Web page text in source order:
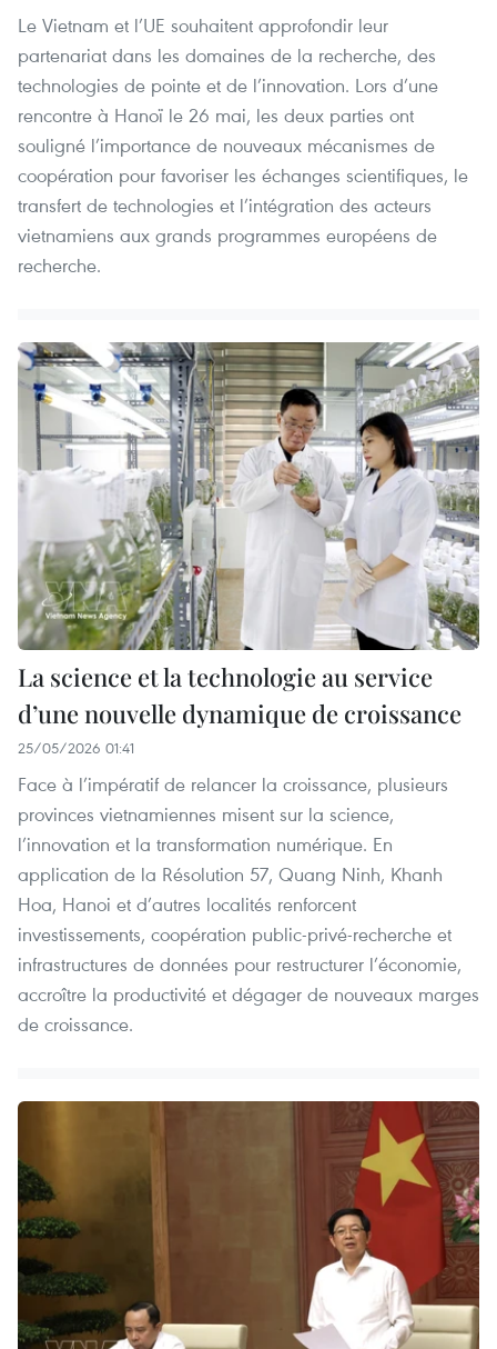
Le Vietnam et l’UE souhaitent approfondir leur
partenariat dans les domaines de la recherche, des
technologies de pointe et de l’innovation. Lors d’une
rencontre à Hanoï le 26 mai, les deux parties ont
souligné l’importance de nouveaux mécanismes de
coopération pour favoriser les échanges scientifiques, le
transfert de technologies et l’intégration des acteurs
vietnamiens aux grands programmes européens de
recherche.
La science et la technologie au service
d’une nouvelle dynamique de croissance
25/05/2026 01:41
Face à l’impératif de relancer la croissance, plusieurs
provinces vietnamiennes misent sur la science,
l’innovation et la transformation numérique. En
application de la Résolution 57, Quang Ninh, Khanh
Hoa, Hanoi et d’autres localités renforcent
investissements, coopération public‑privé‑recherche et
infrastructures de données pour restructurer l’économie,
accroître la productivité et dégager de nouveaux marges
de croissance.